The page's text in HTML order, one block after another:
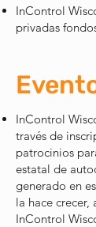
InControl
privadas
InControl
través de
patrocinios
estatal de
generado en
la hace crecer,
InControl